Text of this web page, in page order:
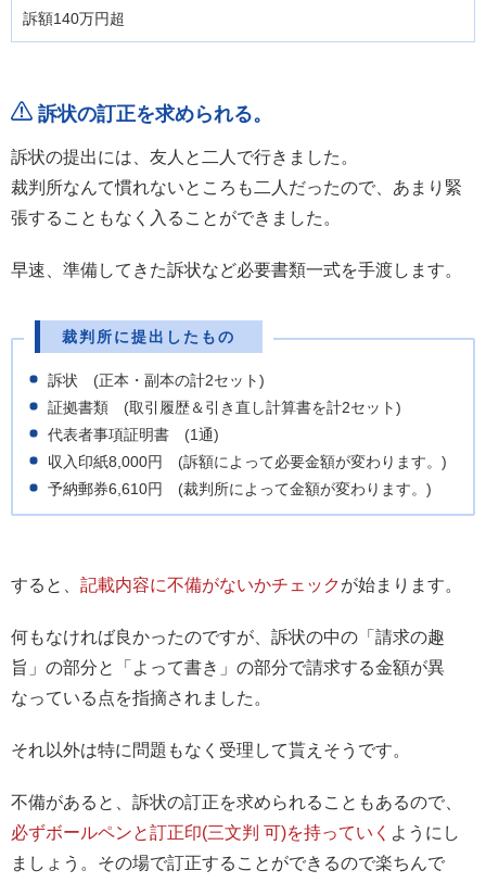
訴額140万円超
訴状の訂正を求められる。
訴状の提出には、友人と二人で行きました。
裁判所なんて慣れないところも二人だったので、あまり緊
張することもなく入ることができました。
早速、準備してきた訴状など必要書類一式を手渡します。
裁判所に提出したもの
訴状 (正本・副本の計2セット)
証拠書類 (取引履歴＆引き直し計算書を計2セット)
代表者事項証明書 (1通)
収入印紙8,000円 (訴額によって必要金額が変わります。)
予納郵券6,610円 (裁判所によって金額が変わります。)
すると、 記載内容に不備がないかチェック が始まります。
何もなければ良かったのですが、訴状の中の「請求の趣
旨」の部分と「よって書き」の部分で請求する金額が異
なっている点を指摘されました。
それ以外は特に問題もなく受理して貰えそうです。
不備があると、訴状の訂正を求められることもあるので、
必ずボールペンと訂正印(三文判 可)を持っていく ようにし
ましょう。その場で訂正することができるので楽ちんで